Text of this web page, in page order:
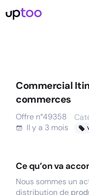
Commercial
commerces
Offre n°49358
Il y a 3 mois
Ce qu’on va
Nous sommes un
distribution de